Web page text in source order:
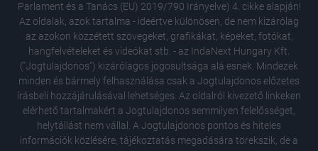
Parlament és a Tanács (EU) 2019/790 Irányelve) 4. cikke alapján!
Az oldalak, azok tartalma - ideértve különösen, de nem kizárólag
az azokon közzétett szövegeket, grafikákat, képeket, fotókat,
hangfelvételeket és videókat stb. - az IndaNext Hungary Kft.
("Jogtulajdonos") kizárólagos jogosultsága alá esnek. Mindezek
minden és bármely felhasználása csak a Jogtulajdonos előzetes
írásbeli hozzájárulásával lehetséges. Az oldalról kivezető linkeken
elérhető tartalmakért a Jogtulajdonos semmilyen felelősséget,
helytállást nem vállal. A Jogtulajdonos pontos és hiteles
információk közlésére, tájékoztatás megadására törekszik, de a